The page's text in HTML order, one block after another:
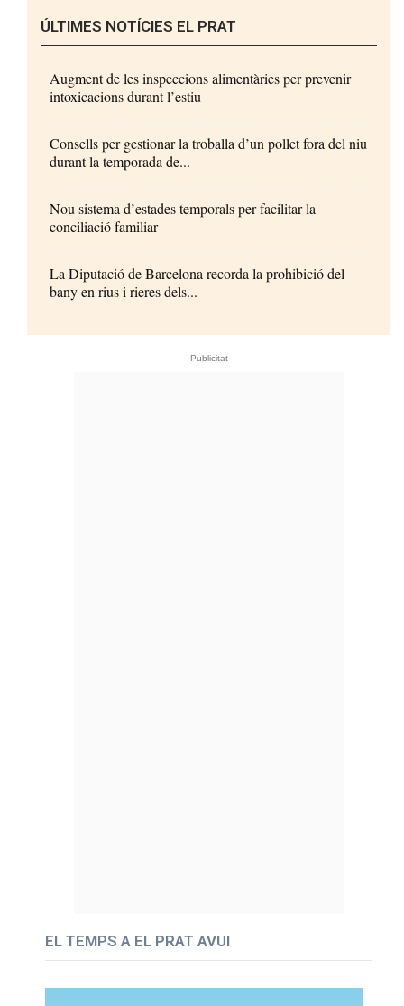
ÚLTIMES NOTÍCIES EL PRAT
Augment de les inspeccions alimentàries per prevenir
intoxicacions durant l’estiu
Consells per gestionar la troballa d’un pollet fora del niu
durant la temporada de...
Nou sistema d’estades temporals per facilitar la
conciliació familiar
La Diputació de Barcelona recorda la prohibició del
bany en rius i rieres dels...
- Publicitat -
EL TEMPS A EL PRAT AVUI